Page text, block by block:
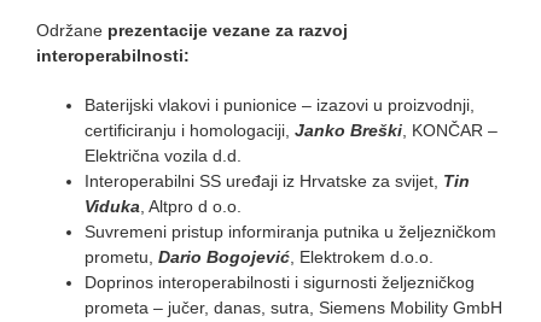
Održane prezentacije vezane za razvoj
interoperabilnosti:
Baterijski vlakovi i punionice – izazovi u proizvodnji,
certificiranju i homologaciji, Janko Breški, KONČAR –
Električna vozila d.d.
Interoperabilni SS uređaji iz Hrvatske za svijet, Tin
Viduka, Altpro d o.o.
Suvremeni pristup informiranja putnika u željezničkom
prometu, Dario Bogojević, Elektrokem d.o.o.
Doprinos interoperabilnosti i sigurnosti željezničkog
prometa – jučer, danas, sutra, Siemens Mobility GmbH